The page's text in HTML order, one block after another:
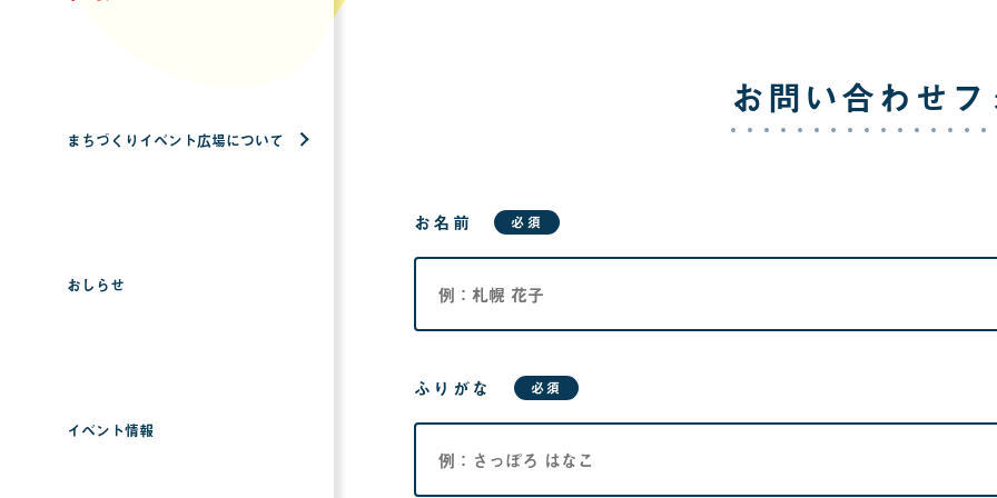
まちづくりイベント広場について
おしらせ
イベント情報
お問い合わせ
お名前 必須
ふりがな 必須